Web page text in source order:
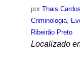
por Thais
Criminologia,
Ribeirão Preto
Localizado